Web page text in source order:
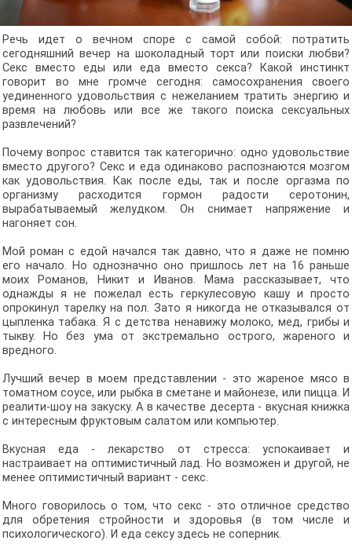
Речь идет о вечном споре с самой собой: потратить
сегодняшний вечер на шоколадный торт или поиски любви?
Секс вместо еды или еда вместо секса? Какой инстинкт
говорит во мне громче сегодня: самосохранения своего
уединенного удовольствия с нежеланием тратить энергию и
время на любовь или все же такого поиска сексуальных
развлечений?
Почему вопрос ставится так категорично: одно удовольствие
вместо другого? Секс и еда одинаково распознаются мозгом
как удовольствия. Как после еды, так и после оргазма по
организму расходится гормон радости серотонин,
вырабатываемый желудком. Он снимает напряжение и
нагоняет сон.
Мой роман с едой начался так давно, что я даже не помню
его начало. Но однозначно оно пришлось лет на 16 раньше
моих Романов, Никит и Иванов. Мама рассказывает, что
однажды я не пожелал есть геркулесовую кашу и просто
опрокинул тарелку на пол. Зато я никогда не отказывался от
цыпленка табака. Я с детства ненавижу молоко, мед, грибы и
тыкву. Но без ума от экстремально острого, жареного и
вредного.
Лучший вечер в моем представлении - это жареное мясо в
томатном соусе, или рыбка в сметане и майонезе, или пицца. И
реалити-шоу на закуску. А в качестве десерта - вкусная книжка
с интересным фруктовым салатом или компьютер.
Вкусная еда - лекарство от стресса: успокаивает и
настраивает на оптимистичный лад. Но возможен и другой, не
менее оптимистичный вариант - секс.
Много говорилось о том, что секс - это отличное средство
для обретения стройности и здоровья (в том числе и
психологического). И еда сексу здесь не соперник.